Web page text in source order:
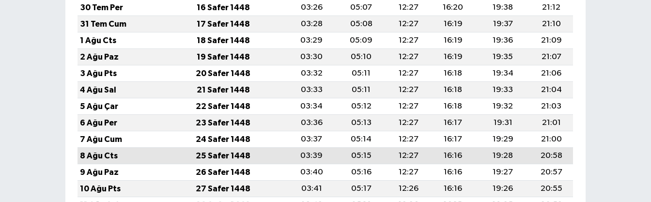
30 Tem Per
16 Safer 1448 03:26 05:07 12:27 16:20 19:38
21:12
31 Tem Cum
17 Safer 1448 03:28 05:08 12:27 16:19 19:37
21:10
1 Ağu Cts
18 Safer 1448 03:29 05:09 12:27 16:19 19:36
21:09
2 Ağu Paz
19 Safer 1448 03:30 05:10 12:27 16:19 19:35
21:07
3 Ağu Pts
20 Safer 1448 03:32 05:11 12:27 16:18 19:34
21:06
4 Ağu Sal
21 Safer 1448 03:33 05:11 12:27 16:18 19:33
21:04
5 Ağu Çar
22 Safer 1448 03:34 05:12 12:27 16:18 19:32
21:03
6 Ağu Per
23 Safer 1448 03:36 05:13 12:27 16:17 19:31
21:01
7 Ağu Cum
24 Safer 1448 03:37 05:14 12:27 16:17 19:29
21:00
8 Ağu Cts
25 Safer 1448 03:39 05:15 12:27 16:16 19:28
20:58
9 Ağu Paz
26 Safer 1448 03:40 05:16 12:27 16:16 19:27
20:57
10 Ağu Pts
27 Safer 1448 03:41 05:17 12:26 16:16 19:26
20:55